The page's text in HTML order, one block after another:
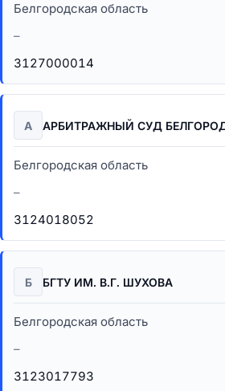
Белгородская область
–
3127000014
А АРБИТРАЖНЫЙ СУД
Белгородская область
–
3124018052
Б БГТУ ИМ. В.Г. ШУХОВА
Белгородская область
–
3123017793